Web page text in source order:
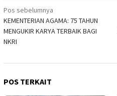
Navigasi
pos
Pos sebelumnya
KEMENTERIAN AGAMA: 75 TAHUN
MENGUKIR KARYA TERBAIK BAGI
NKRI
POS TERKAIT